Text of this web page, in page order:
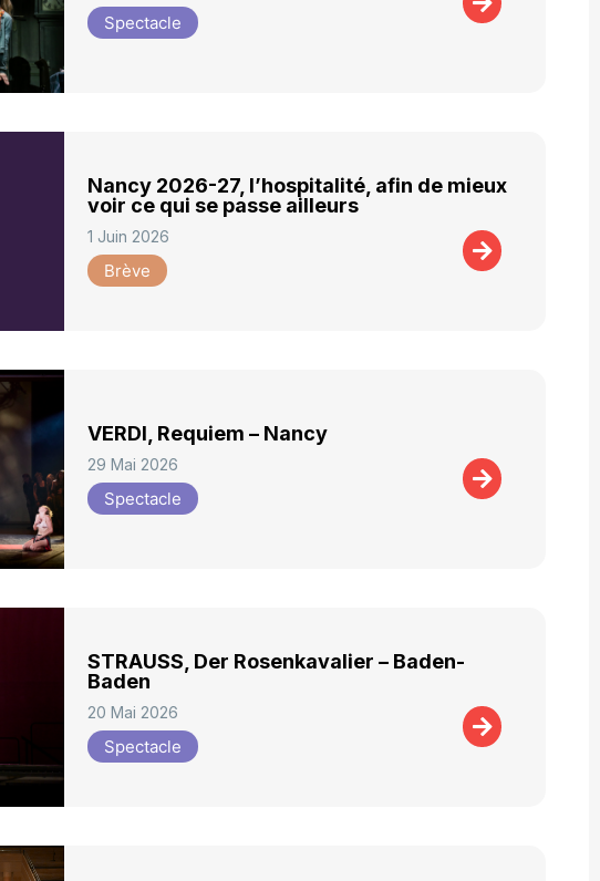
Spectacle
Nancy 2026-27, l’hospitalité, afin de mieux
voir ce qui se passe ailleurs
1 Juin 2026
Brève
VERDI, Requiem – Nancy
29 Mai 2026
Spectacle
STRAUSS, Der Rosenkavalier – Baden-
Baden
20 Mai 2026
Spectacle